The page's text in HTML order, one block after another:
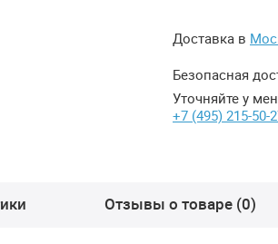
Доставка в
Безопасная
Уточняйте у
+7 (495) 215-50-
Отзывы о товаре (0)